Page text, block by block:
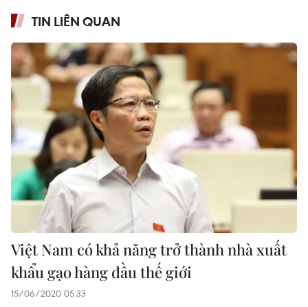
TIN LIÊN QUAN
Việt Nam có khả năng trở thành nhà xuất
khẩu gạo hàng đầu thế giới
15/06/2020 05:33